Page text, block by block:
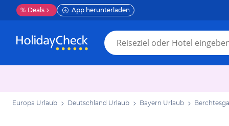
% Deals App herunterladen
Europa Urlaub Deutschland Urlaub Bayern Urlaub